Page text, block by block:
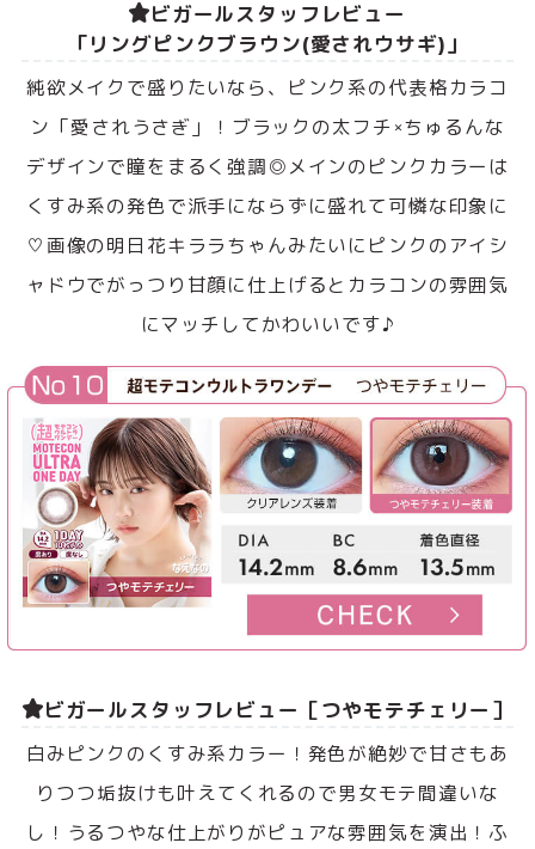
ビガールスタッフレビュー
「リングピンクブラウン(愛されウサギ)」
純欲メイクで盛りたいなら、ピンク系の代表格カラコ
ン「愛されうさぎ」！ブラックの太フチ×ちゅるんな
デザインで瞳をまるく強調◎メインのピンクカラーは
くすみ系の発色で派手にならずに盛れて可憐な印象に
♡画像の明日花キララちゃんみたいにピンクのアイシ
ャドウでがっつり甘顔に仕上げるとカラコンの雰囲気
にマッチしてかわいいです♪
ビガールスタッフレビュー［つやモテチェリー］
白みピンクのくすみ系カラー！発色が絶妙で甘さもあ
りつつ垢抜けも叶えてくれるので男女モテ間違いな
し！うるつやな仕上がりがピュアな雰囲気を演出！ふ